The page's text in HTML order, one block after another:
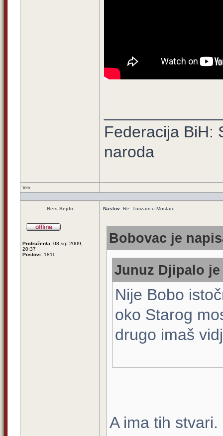
Federacija BiH:
naroda
Vrh
Reis Sejdo Naslov: Re: Turizam u Mostaru
Pridružen/a: 08 srp 2009,
20:37
Postovi: 1811
Bobovac je
Junuz Djipalo
Nije Bobo
oko Starog
drugo imaš
A ima tih